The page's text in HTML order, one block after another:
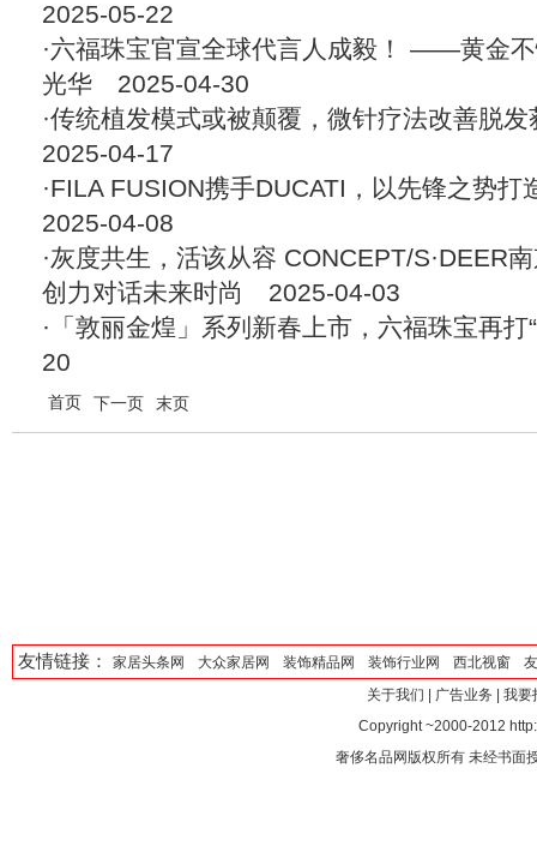
2025-05-22
·六福珠宝官宣全球代言人成毅！ ——黄金
光华 2025-04-30
·传统植发模式或被颠覆，微针疗法改善脱发
2025-04-17
·FILA FUSION携手DUCATI，以先锋之势打
2025-04-08
·灰度共生，活该从容 CONCEPT/S·DEER
创力对话未来时尚
2025-04-03
· 「敦丽金煌」系列新春上市，六福珠宝再打
20
首页 下一页 末页
友情链接： 家居头条网 大众家居网 装饰精品网 装饰行业网 西北视窗
关于我们
广告业务
我要
Copyright ~2000-2012
奢侈名品网版权所有 未经书面